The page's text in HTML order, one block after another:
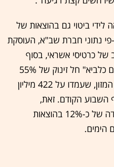
ביטוי גם בהוצאות של
פי נתוני חברת שב"א, העוסקת
של כרטיסי אשראי, בסוף
השבוע הראשון של מבצע "עם כלביא" חל זינוק של 55%
בהוצאות הישראלים ברשתות המזון, שעמדו על 422 מיליון
השבוע הקודם. זאת,
כשבבחינה כוללת נרשמה ירידה של כ-12% בהוצאות
הימים.